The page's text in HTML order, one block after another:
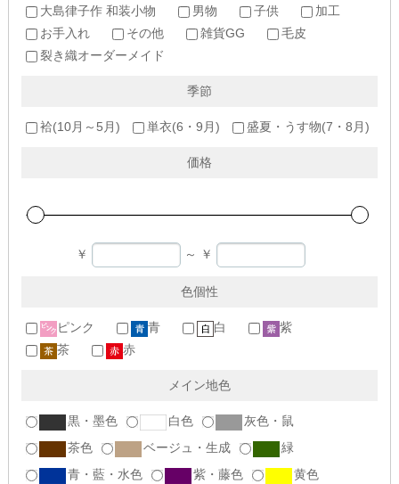
大島律子作 和装小物
男物 子供
加工
お手入れ
その他 雑貨GG
毛皮
裂き織オーダーメイド
季節
袷(10月～5月) 単衣(6・9月) 盛夏・うす物(7・8月)
価格
￥ ～ ￥
色個性
ピンク 青 白
紫
茶
赤
メイン地色
黒・墨色 白色
灰色・鼠
茶色
ベージュ・生成
緑
青・藍・水色
紫・藤色
黄色